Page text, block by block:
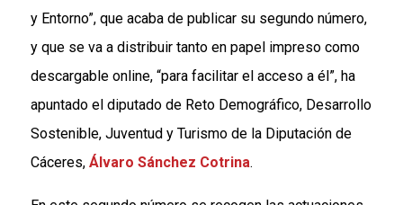
y Entorno”, que acaba de publicar su segundo número,
y que se va a distribuir tanto en papel impreso como
descargable online, “para facilitar el acceso a él”, ha
apuntado el diputado de Reto Demográfico, Desarrollo
Sostenible, Juventud y Turismo de la Diputación de
Cáceres, Álvaro Sánchez Cotrina.